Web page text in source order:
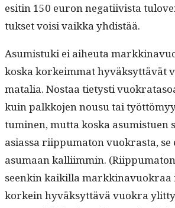
esitin 150 euron negati­ivista
tuk­set voisi vaik­ka yhdistää.
Asum­is­tu­ki ei aiheuta
kos­ka korkeim­mat hyväksyt­tävät
matalia. Nos­taa tietysti
kuin palkko­jen nousu tai
tu­mi­nen, mut­ta kos­ka asum­istuen
asi­as­sa riip­puma­ton vuokras­ta, se
asumaan kalli­im­min.
seenkin kaikil­la markki­navuokraa
korkein hyväksyt­tävä vuokra